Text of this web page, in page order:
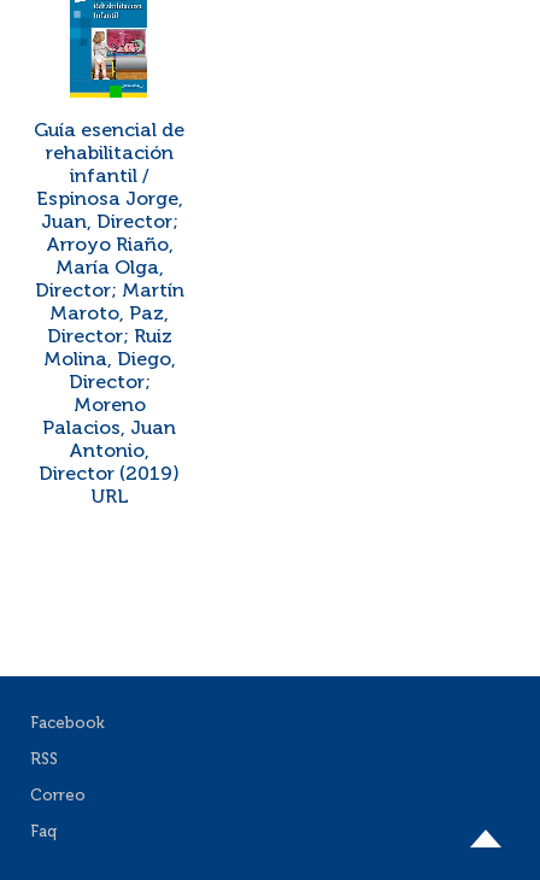
Guía esencial de
rehabilitación
infantil /
Espinosa Jorge,
Juan, Director;
Arroyo Riaño,
María Olga,
Director; Martín
Maroto, Paz,
Director; Ruiz
Molina, Diego,
Director;
Moreno
Palacios, Juan
Antonio,
Director (2019)
URL
Facebook
RSS
Correo
Faq